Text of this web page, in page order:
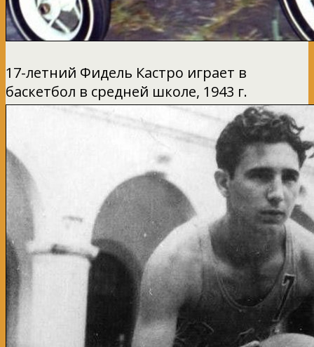
17-летний Фидель Кастро играет в
баскетбол в средней школе, 1943 г.